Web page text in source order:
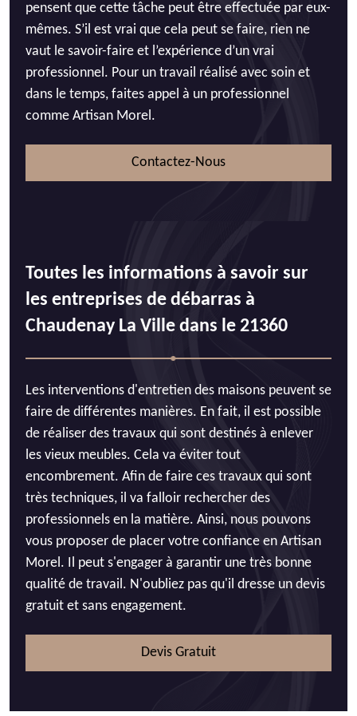
pensent que cette tâche peut être effectuée par eux-
mêmes. S’il est vrai que cela peut se faire, rien ne
vaut le savoir-faire et l’expérience d’un vrai
professionnel. Pour un travail réalisé avec soin et
dans le temps, faites appel à un professionnel
comme Artisan Morel.
Contactez-Nous
Toutes les informations à savoir sur
les entreprises de débarras à
Chaudenay La Ville dans le 21360
Les interventions d'entretien des maisons peuvent se
faire de différentes manières. En fait, il est possible
de réaliser des travaux qui sont destinés à enlever
les vieux meubles. Cela va éviter tout
encombrement. Afin de faire ces travaux qui sont
très techniques, il va falloir rechercher des
professionnels en la matière. Ainsi, nous pouvons
vous proposer de placer votre confiance en Artisan
Morel. Il peut s'engager à garantir une très bonne
qualité de travail. N'oubliez pas qu'il dresse un devis
gratuit et sans engagement.
Devis Gratuit